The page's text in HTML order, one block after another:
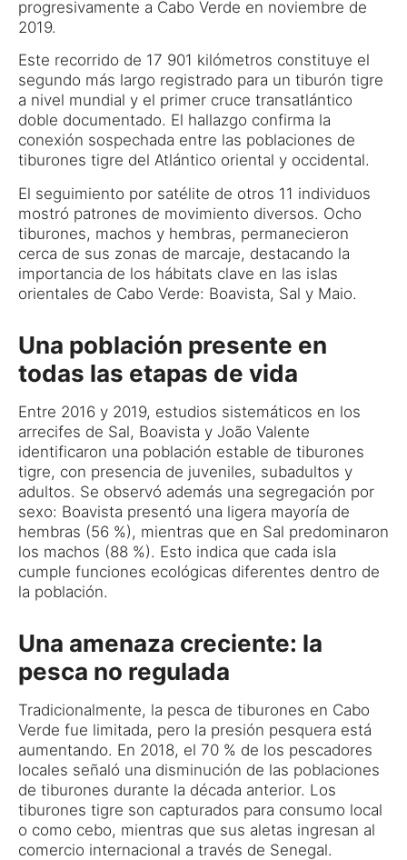
progresivamente a Cabo Verde en noviembre de
2019.
Este recorrido de 17 901 kilómetros constituye el
segundo más largo registrado para un tiburón tigre
a nivel mundial y el primer cruce transatlántico
doble documentado. El hallazgo confirma la
conexión sospechada entre las poblaciones de
tiburones tigre del Atlántico oriental y occidental.
El seguimiento por satélite de otros 11 individuos
mostró patrones de movimiento diversos. Ocho
tiburones, machos y hembras, permanecieron
cerca de sus zonas de marcaje, destacando la
importancia de los hábitats clave en las islas
orientales de Cabo Verde: Boavista, Sal y Maio.
Una población presente en
todas las etapas de vida
Entre 2016 y 2019, estudios sistemáticos en los
arrecifes de Sal, Boavista y João Valente
identificaron una población estable de tiburones
tigre, con presencia de juveniles, subadultos y
adultos. Se observó además una segregación por
sexo: Boavista presentó una ligera mayoría de
hembras (56 %), mientras que en Sal predominaron
los machos (88 %). Esto indica que cada isla
cumple funciones ecológicas diferentes dentro de
la población.
Una amenaza creciente: la
pesca no regulada
Tradicionalmente, la pesca de tiburones en Cabo
Verde fue limitada, pero la presión pesquera está
aumentando. En 2018, el 70 % de los pescadores
locales señaló una disminución de las poblaciones
de tiburones durante la década anterior. Los
tiburones tigre son capturados para consumo local
o como cebo, mientras que sus aletas ingresan al
comercio internacional a través de Senegal.